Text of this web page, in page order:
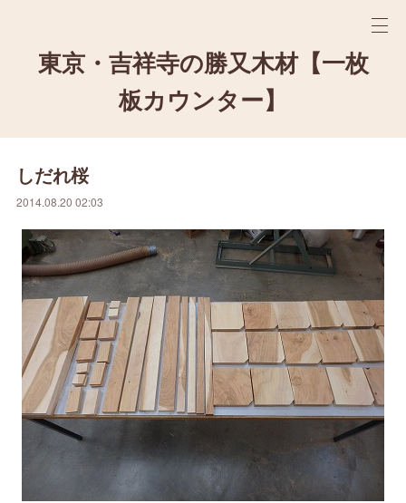
東京・吉祥寺の勝又木材【一枚
板カウンター】
しだれ桜
2014.08.20 02:03